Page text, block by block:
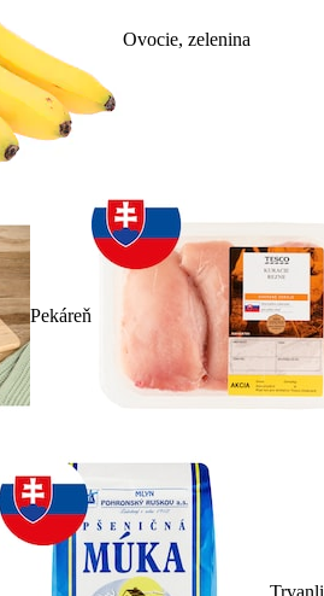
Ovocie, zelenina
Pekáreň